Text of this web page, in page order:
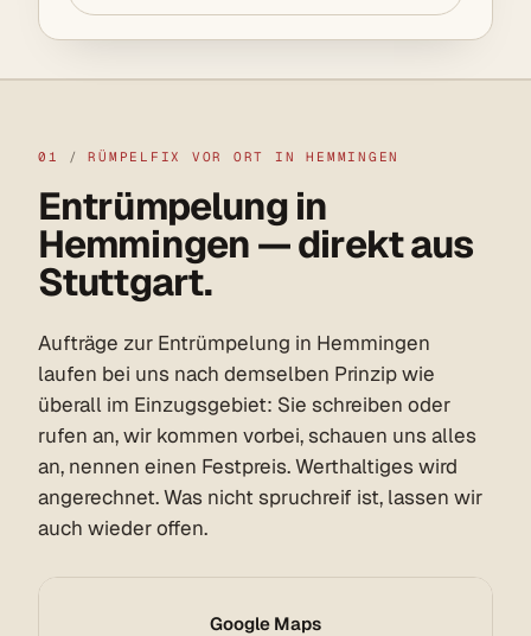
01 / RÜMPELFIX VOR ORT IN HEMMINGEN
Entrümpelung in
Hemmingen — direkt aus
Stuttgart.
Aufträge zur Entrümpelung in Hemmingen
laufen bei uns nach demselben Prinzip wie
überall im Einzugsgebiet: Sie schreiben oder
rufen an, wir kommen vorbei, schauen uns alles
an, nennen einen Festpreis. Werthaltiges wird
angerechnet. Was nicht spruchreif ist, lassen wir
auch wieder offen.
Google Maps